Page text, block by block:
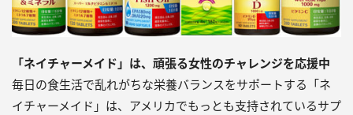
「ネイチャーメイド」は、頑張る女性のチャレンジを応援中
毎日の食生活で乱れがちな栄養バランスをサポートする「ネ
イチャーメイド」は、アメリカでもっとも支持されているサプ